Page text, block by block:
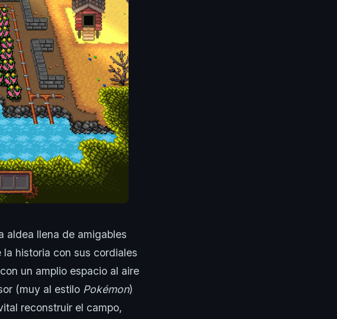
aldea llena de amigables
historia con sus cordiales
un amplio espacio al aire
(muy al estilo Pokémon)
reconstruir el campo,